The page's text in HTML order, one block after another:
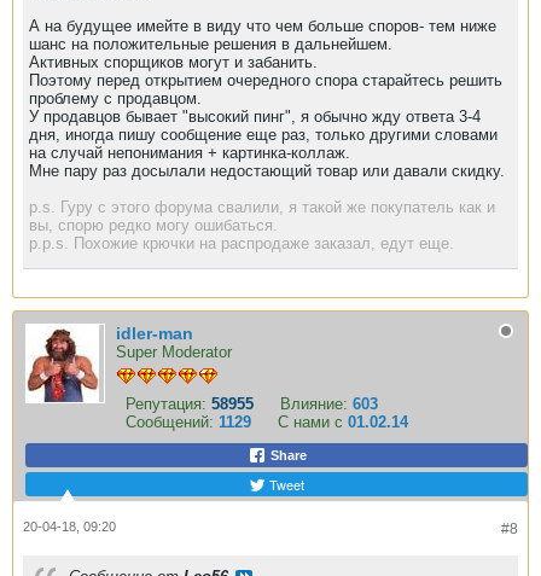
А на будущее имейте в виду что чем больше споров- тем ниже
шанс на положительные решения в дальнейшем.
Активных спорщиков могут и забанить.
Поэтому перед открытием очередного спора старайтесь решить
проблему с продавцом.
У продавцов бывает "высокий пинг", я обычно жду ответа 3-4
дня, иногда пишу сообщение еще раз, только другими словами
на случай непонимания + картинка-коллаж.
Мне пару раз досылали недостающий товар или давали скидку.
p.s. Гуру с этого форума свалили, я такой же покупатель как и
вы, спорю редко могу ошибаться.
p.p.s. Похожие крючки на распродаже заказал, едут еще.
idler-man
Super Moderator
Репутация: 58955 Влияние: 603
Сообщений: 1129 С нами с 01.02.14
Share
Tweet
#8
20-04-18, 09:20